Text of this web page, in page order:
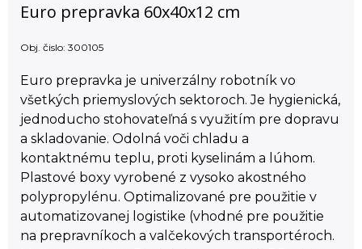
Euro prepravka 60x40x12 cm
Obj. čislo: 300105
Euro prepravka je univerzálny robotník vo
všetkých priemyslových sektoroch. Je hygienická,
jednoducho stohovateľná s využitím pre dopravu
a skladovanie. Odolná voči chladu a
kontaktnému teplu, proti kyselinám a lúhom.
Plastové boxy vyrobené z vysoko akostného
polypropylénu. Optimalizované pre použitie v
automatizovanej logistike (vhodné pre použitie
na prepravníkoch a valčekových transportéroch.